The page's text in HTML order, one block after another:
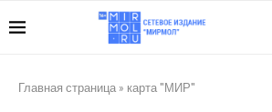
Главная страница » карта "МИР"